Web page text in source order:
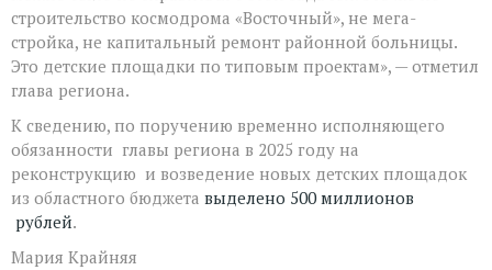
строительство космодрома «Восточный», не мега-
стройка, не капитальный ремонт районной больницы.
Это детские площадки по типовым проектам», — отметил
глава региона.
К сведению, по поручению временно исполняющего
обязанности главы региона в 2025 году на
реконструкцию и возведение новых детских площадок
из областного бюджета выделено 500 миллионов
рублей.
Мария Крайняя